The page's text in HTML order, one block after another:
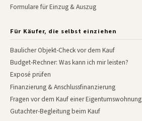
Formulare für Einzug & Auszug
Für Käufer, die selbst einziehen
Baulicher Objekt-Check vor dem Kauf
Budget-Rechner: Was kann ich mir leisten?
Exposé prüfen
Finanzierung & Anschlussfinanzierung
Fragen vor dem Kauf einer Eigentumswohnung
Gutachter-Begleitung beim Kauf